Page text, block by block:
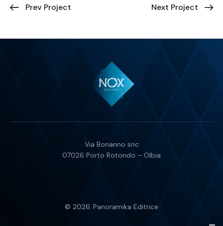
Prev Project Next Project
Via Bonanno snc
07026 Porto Rotondo – Olbia
© 2026. Panoramika Editrice